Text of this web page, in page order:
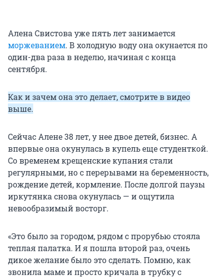
Алена Свистова уже пять лет занимается
моржеванием. В холодную воду она окунается по
один-два раза в неделю, начиная с конца
сентября.
Как и зачем она это делает, смотрите в видео
выше.
Сейчас Алене 38 лет, у нее двое детей, бизнес. А
впервые она окунулась в купель еще студенткой.
Со временем крещенские купания стали
регулярными, но с перерывами на беременность,
рождение детей, кормление. После долгой паузы
иркутянка снова окунулась — и ощутила
невообразимый восторг.
«Это было за городом, рядом с прорубью стояла
теплая палатка. И я пошла второй раз, очень
дикое желание было это сделать. Помню, как
звонила маме и просто кричала в трубку с